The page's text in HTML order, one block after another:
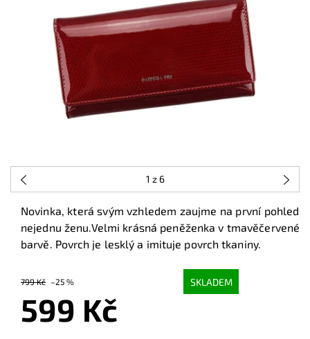
1 z 6
Novinka, která svým vzhledem zaujme na první pohled
nejednu ženu.Velmi krásná peněženka v tmavěčervené
barvě. Povrch je lesklý a imituje povrch tkaniny.
799 Kč –25 % SKLADEM
599 Kč